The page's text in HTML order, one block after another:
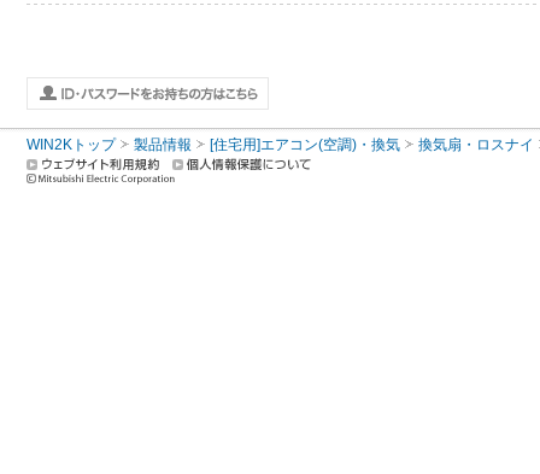
WIN2Kトップ 製品情報 [住宅用]エアコン(空調)・換気 換気扇・ロスナイ